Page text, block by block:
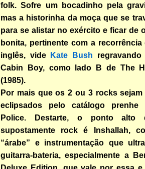
folk. Sofre um bocadinho pela
mas a historinha da moça que se
para se alistar no exército e ficar de
bonita, pertinente com a
inglês, vide Kate Bush
Cabin Boy, como lado B de The
(1985).
Por mais que os 2 ou 3 rocks
eclipsados pelo catálogo
Police. Destarte, o ponto alto
supostamente rock é Inshallah,
“árabe” e instrumentação que
guitarra-bateria, especialmente a